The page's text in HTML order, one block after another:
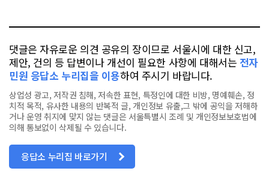
댓글은 자유로운 의견 공유의 장이므로 서울시에 대한 신고,
제안, 건의 등 답변이나 개선이 필요한 사항에 대해서는 전자
민원 응답소 누리집을 이용하여 주시기 바랍니다.
상업성 광고, 저작권 침해, 저속한 표현, 특정인에 대한 비방, 명예훼손, 정
치적 목적, 유사한 내용의 반복적 글, 개인정보 유출,그 밖에 공익을 저해하
거나 운영 취지에 맞지 않는 댓글은 서울특별시 조례 및 개인정보보호법에
의해 통보없이 삭제될 수 있습니다.
응답소 누리집 바로가기